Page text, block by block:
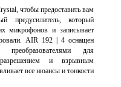
чтобы предоставить вам
предусилитель, который
микрофонов и записывает
AIR 192 | 4 оснащен
преобразователями для
и взрывным
все нюансы и тонкости